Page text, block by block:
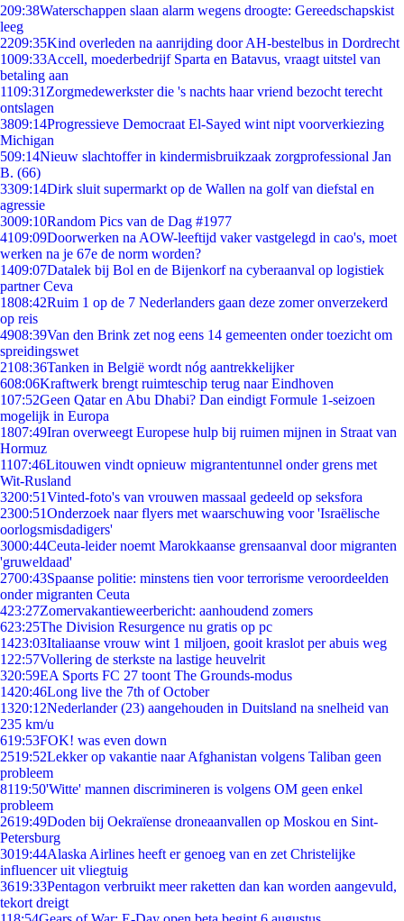
209:38Waterschappen slaan alarm wegens droogte: Gereedschapskist
leeg
2209:35Kind overleden na aanrijding door AH-bestelbus in Dordrecht
1009:33Accell, moederbedrijf Sparta en Batavus, vraagt uitstel van
betaling aan
1109:31 Zorgmedewerkster die 's nachts haar vriend bezocht terecht
ontslagen
3809:14Progressieve Democraat El-Sayed wint nipt voorverkiezing
Michigan
509:14Nieuw slachtoffer in kindermisbruikzaak zorgprofessional Jan
B. (66)
3309:14Dirk sluit supermarkt op de Wallen na golf van diefstal en
agressie
3009:10Random Pics van de Dag #1977
4109:09Doorwerken na AOW-leeftijd vaker vastgelegd in cao's, moet
werken na je 67e de norm worden?
1409:07Datalek bij Bol en de Bijenkorf na cyberaanval op logistiek
partner Ceva
1808:42Ruim 1 op de 7 Nederlanders gaan deze zomer onverzekerd
op reis
4908:39Van den Brink zet nog eens 14 gemeenten onder toezicht om
spreidingswet
2108:36Tanken in België wordt nóg aantrekkelijker
608:06Kraftwerk brengt ruimteschip terug naar Eindhoven
107:52Geen Qatar en Abu Dhabi? Dan eindigt Formule 1-seizoen
mogelijk in Europa
1807:49Iran overweegt Europese hulp bij ruimen mijnen in Straat van
Hormuz
1107:46Litouwen vindt opnieuw migrantentunnel onder grens met
Wit-Rusland
3200:51Vinted-foto's van vrouwen massaal gedeeld op seksfora
2300:51Onderzoek naar flyers met waarschuwing voor 'Israëlische
oorlogsmisdadigers'
3000:44Ceuta-leider noemt Marokkaanse grensaanval door migranten
'gruweldaad'
2700:43Spaanse politie: minstens tien voor terrorisme veroordeelden
onder migranten Ceuta
423:27Zomervakantieweerbericht: aanhoudend zomers
623:25The Division Resurgence nu gratis op pc
1423:03Italiaanse vrouw wint 1 miljoen, gooit kraslot per abuis weg
1 22:57Vollering de sterkste na lastige heuvelrit
320:59EA Sports FC 27 toont The Grounds-modus
1420:46Long live the 7th of October
1320:12Nederlander (23) aangehouden in Duitsland na snelheid van
235 km/u
619:53FOK! was even down
2519:52Lekker op vakantie naar Afghanistan volgens Taliban geen
probleem
8119:50'Witte' mannen discrimineren is volgens OM geen enkel
probleem
2619:49Doden bij Oekraïense droneaanvallen op Moskou en Sint-
Petersburg
3019:44Alaska Airlines heeft er genoeg van en zet Christelijke
influencer uit vliegtuig
3619:33Pentagon verbruikt meer raketten dan kan worden aangevuld,
tekort dreigt